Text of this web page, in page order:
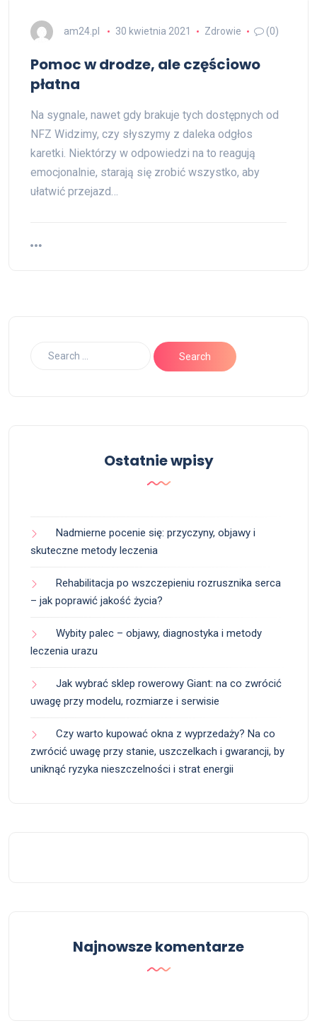
am24.pl 30 kwietnia 2021 Zdrowie (0)
Pomoc w drodze, ale częściowo
płatna
Na sygnale, nawet gdy brakuje tych dostępnych od
NFZ Widzimy, czy słyszymy z daleka odgłos
karetki. Niektórzy w odpowiedzi na to reagują
emocjonalnie, starają się zrobić wszystko, aby
ułatwić przejazd…
Ostatnie wpisy
Nadmierne pocenie się: przyczyny, objawy i
skuteczne metody leczenia
Rehabilitacja po wszczepieniu rozrusznika serca
– jak poprawić jakość życia?
Wybity palec – objawy, diagnostyka i metody
leczenia urazu
Jak wybrać sklep rowerowy Giant: na co zwrócić
uwagę przy modelu, rozmiarze i serwisie
Czy warto kupować okna z wyprzedaży? Na co
zwrócić uwagę przy stanie, uszczelkach i gwarancji, by
uniknąć ryzyka nieszczelności i strat energii
Najnowsze komentarze